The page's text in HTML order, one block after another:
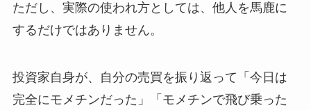
ただし、実際の使われ方としては、他人を馬鹿に
するだけではありません。
投資家自身が、自分の売買を振り返って「今日は
完全にモメチンだった」「モメチンで飛び乗った